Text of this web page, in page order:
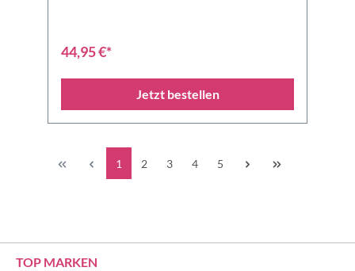
44,95 €*
Jetzt bestellen
1 2 3 4 5
TOP MARKEN